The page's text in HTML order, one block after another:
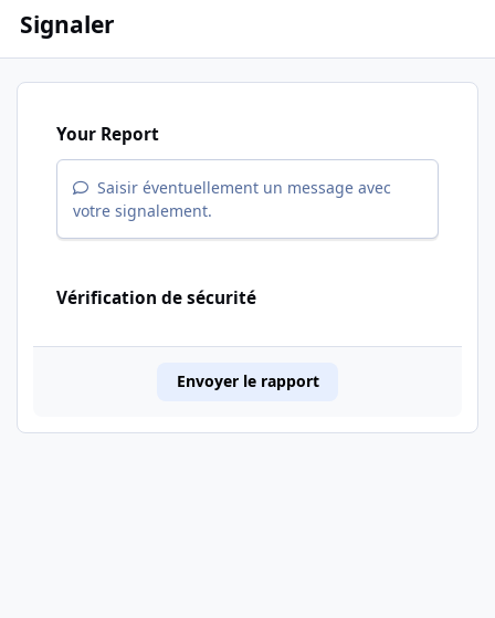
Signaler
Your Report
Saisir éventuellement un message avec
votre signalement.
Vérification de sécurité
Envoyer le rapport